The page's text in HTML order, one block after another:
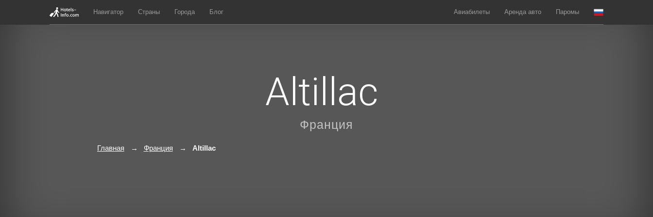
Навигатор Страны Города Блог Авиабилеты Аренда авто Паромы
Altillac
Франция
Главная Франция Altillac